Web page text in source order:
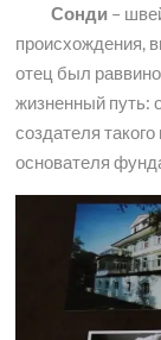
Сонди –
происхождения,
отец был
жизненный путь:
создателя
основателя